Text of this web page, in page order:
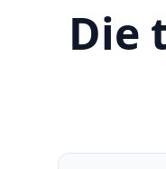
Die